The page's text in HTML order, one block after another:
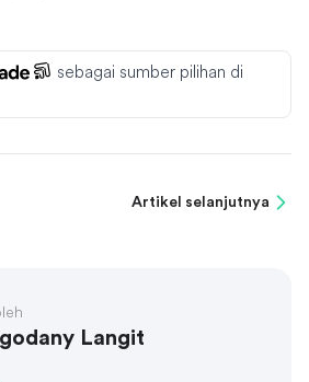
sebagai sumber pilihan di
Artikel selanjutnya
Langit